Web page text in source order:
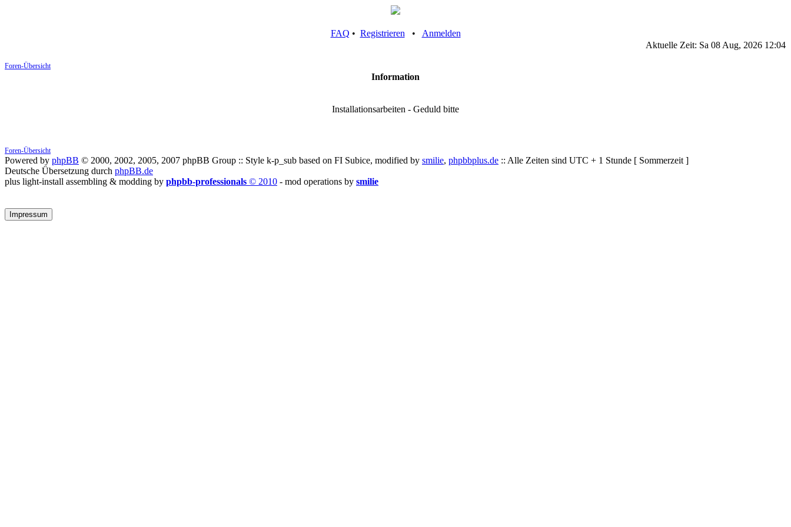
FAQ • Registrieren • Anmelden
Aktuelle Zeit: Sa 08 Aug, 2026 12:04
Foren-Übersicht
Information
Installationsarbeiten - Geduld bitte
Foren-Übersicht
Powered by phpBB © 2000, 2002, 2005, 2007 phpBB Group :: Style k-p_sub based on FI Subice, modified by smilie, phpbbplus.de :: Alle Zeiten sind UTC + 1 Stunde [ Sommerzeit ]
Deutsche Übersetzung durch phpBB.de
plus light-install assembling & modding by phpbb-professionals © 2010 - mod operations by smilie